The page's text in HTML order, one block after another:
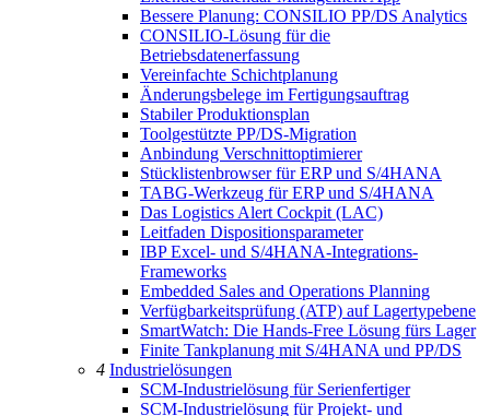
Bessere Planung: CONSILIO PP/DS Analytics
CONSILIO-Lösung für die
Betriebsdatenerfassung
Vereinfachte Schichtplanung
Änderungsbelege im Fertigungsauftrag
Stabiler Produktionsplan
Toolgestützte PP/DS-Migration
Anbindung Verschnittoptimierer
Stücklistenbrowser für ERP und S/4HANA
TABG-Werkzeug für ERP und S/4HANA
Das Logistics Alert Cockpit (LAC)
Leitfaden Dispositionsparameter
IBP Excel- und S/4HANA-Integrations-
Frameworks
Embedded Sales and Operations Planning
Verfügbarkeitsprüfung (ATP) auf Lagertypebene
SmartWatch: Die Hands-Free Lösung fürs Lager
Finite Tankplanung mit S/4HANA und PP/DS
4 Industrielösungen
SCM-Industrielösung für Serienfertiger
SCM-Industrielösung für Projekt- und